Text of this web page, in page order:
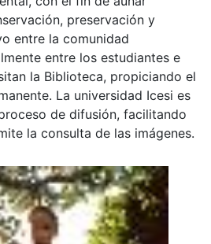
preservación y
entre la comunidad
entre los estudiantes e
la Biblioteca, propiciando el
La universidad Icesi es
de difusión, facilitando
la consulta de las imágenes.